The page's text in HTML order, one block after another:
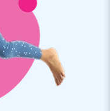
di gioco ottimale per
JB
i salti di gioia a
alla logistica